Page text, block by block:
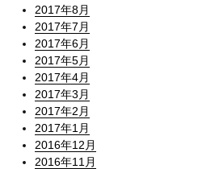
2017年8月
2017年7月
2017年6月
2017年5月
2017年4月
2017年3月
2017年2月
2017年1月
2016年12月
2016年11月